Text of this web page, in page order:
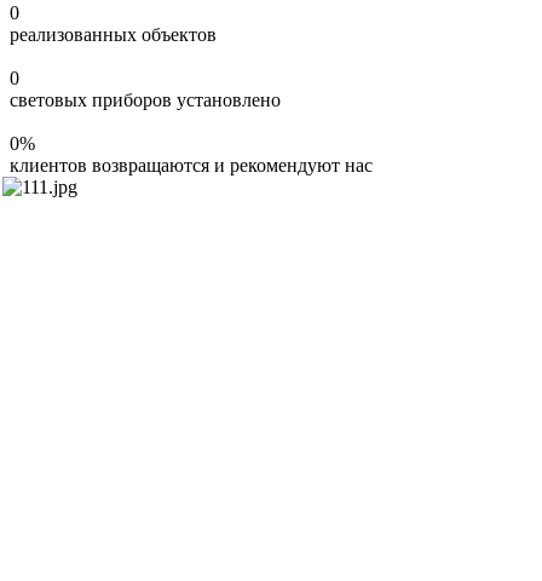
0
реализованных объектов
0
световых приборов установлено
0%
клиентов возвращаются и рекомендуют нас